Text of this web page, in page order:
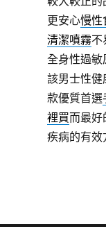
更安心慢性
清潔噴霧不
全身性過敏
該男士性健
款優質首選
裡買而最好
疾病的有效